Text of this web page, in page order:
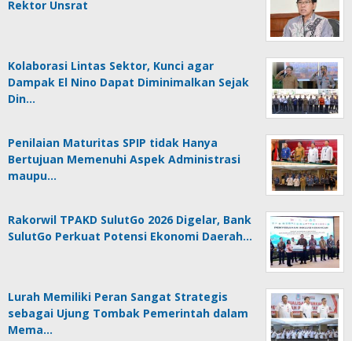
Rektor Unsrat
Kolaborasi Lintas Sektor, Kunci agar
Dampak El Nino Dapat Diminimalkan Sejak
Din…
Penilaian Maturitas SPIP tidak Hanya
Bertujuan Memenuhi Aspek Administrasi
maupu…
Rakorwil TPAKD SulutGo 2026 Digelar, Bank
SulutGo Perkuat Potensi Ekonomi Daerah…
Lurah Memiliki Peran Sangat Strategis
sebagai Ujung Tombak Pemerintah dalam
Mema…